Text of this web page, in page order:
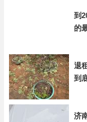
到
的
退
到
济